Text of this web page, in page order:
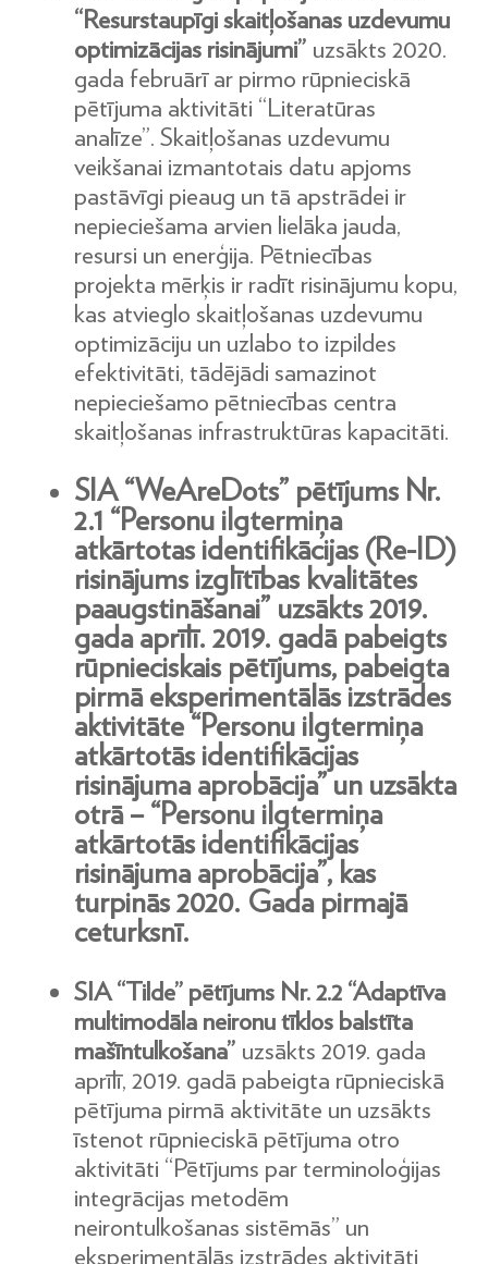
“Resurstaupīgi skaitļošanas uzdevumu
optimizācijas risinājumi” uzsākts 2020.
gada februārī ar pirmo rūpnieciskā
pētījuma aktivitāti “Literatūras
analīze”. Skaitļošanas uzdevumu
veikšanai izmantotais datu apjoms
pastāvīgi pieaug un tā apstrādei ir
nepieciešama arvien lielāka jauda,
resursi un enerģija. Pētniecības
projekta mērķis ir radīt risinājumu kopu,
kas atvieglo skaitļošanas uzdevumu
optimizāciju un uzlabo to izpildes
efektivitāti, tādējādi samazinot
nepieciešamo pētniecības centra
skaitļošanas infrastruktūras kapacitāti.
SIA “WeAreDots” pētījums Nr.
2.1 “Personu ilgtermiņa
atkārtotas identifikācijas (Re-ID)
risinājums izglītības kvalitātes
paaugstināšanai” uzsākts 2019.
gada aprīlī. 2019. gadā pabeigts
rūpnieciskais pētījums, pabeigta
pirmā eksperimentālās izstrādes
aktivitāte “Personu ilgtermiņa
atkārtotās identifikācijas
risinājuma aprobācija” un uzsākta
otrā – “Personu ilgtermiņa
atkārtotās identifikācijas
risinājuma aprobācija”, kas
turpinās 2020. Gada pirmajā
ceturksnī.
SIA “Tilde” pētījums Nr. 2.2 “Adaptīva
multimodāla neironu tīklos balstīta
mašīntulkošana” uzsākts 2019. gada
aprīlī, 2019. gadā pabeigta rūpnieciskā
pētījuma pirmā aktivitāte un uzsākts
īstenot rūpnieciskā pētījuma otro
aktivitāti “Pētījums par terminoloģijas
integrācijas metodēm
neirontulkošanas sistēmās” un
eksperimentālās izstrādes aktivitāti